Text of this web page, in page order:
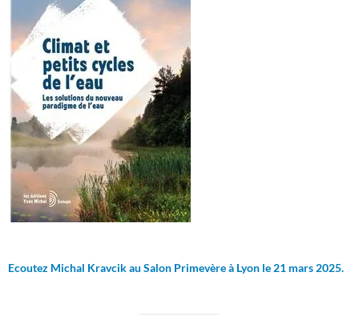
Ecoutez Michal Kravcik au Salon Primevère à Lyon le 21 mars 2025.